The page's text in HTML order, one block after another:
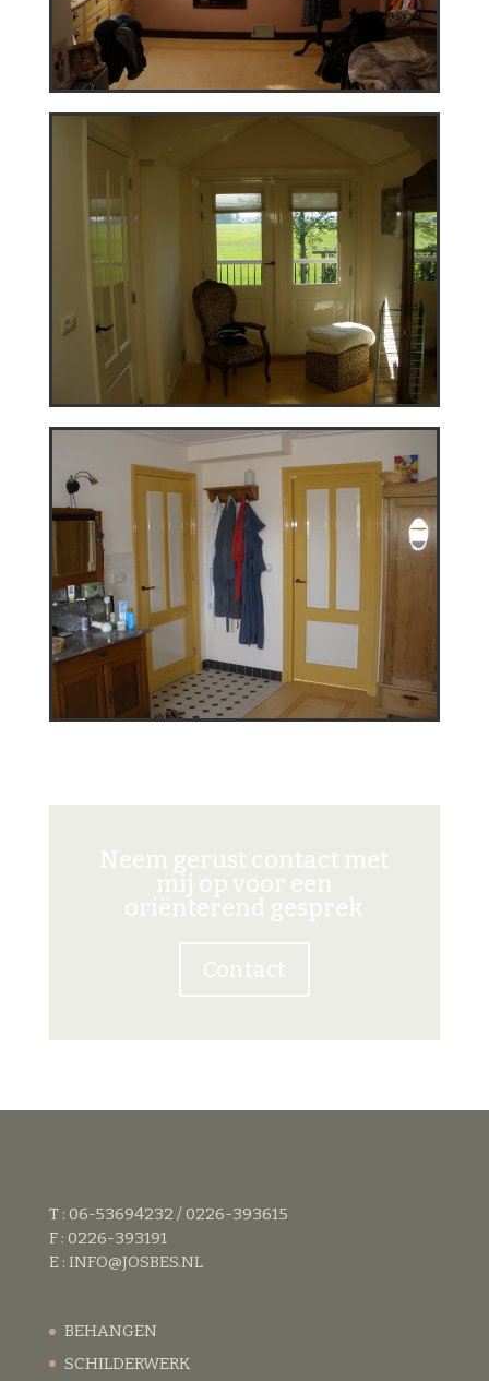
Neem gerust contact met
mij op voor een
oriënterend gesprek
Contact
T : 06-53694232 / 0226-393615
F : 0226-393191
E : INFO@JOSBES.NL
BEHANGEN
SCHILDERWERK